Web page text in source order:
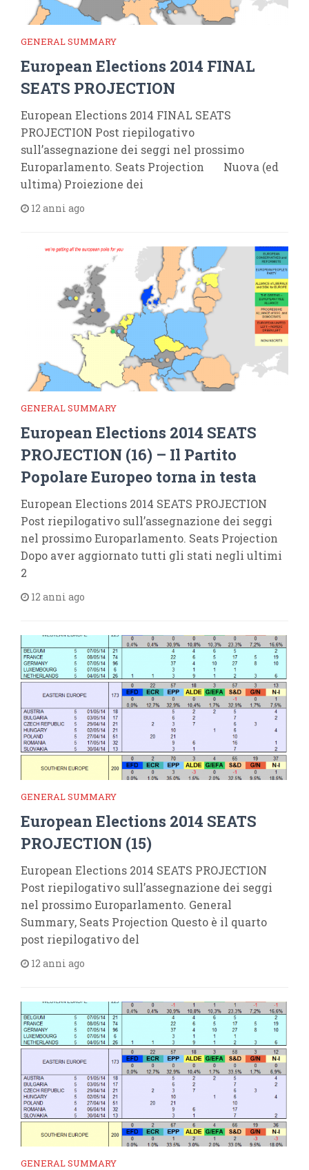
GENERAL SUMMARY
European Elections 2014 FINAL
SEATS PROJECTION
European Elections 2014 FINAL SEATS
PROJECTION Post riepilogativo
sull’assegnazione dei seggi nel prossimo
Europarlamento. Seats Projection Nuova (ed
ultima) Proiezione dei
12 anni ago
GENERAL SUMMARY
European Elections 2014 SEATS
PROJECTION (16) – Il Partito
Popolare Europeo torna in testa
European Elections 2014 SEATS PROJECTION
Post riepilogativo sull’assegnazione dei seggi
nel prossimo Europarlamento. Seats Projection
Dopo aver aggiornato tutti gli stati negli ultimi
2
12 anni ago
GENERAL SUMMARY
European Elections 2014 SEATS
PROJECTION (15)
European Elections 2014 SEATS PROJECTION
Post riepilogativo sull’assegnazione dei seggi
nel prossimo Europarlamento. General
Summary, Seats Projection Questo è il quarto
post riepilogativo del
12 anni ago
GENERAL SUMMARY